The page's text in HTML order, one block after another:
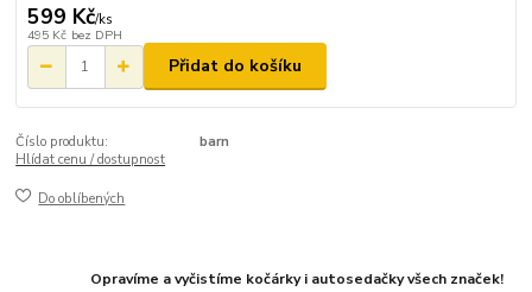
599 Kč/ks
495 Kč bez DPH
Přidat do košíku
Číslo produktu:
barn
Hlídat cenu / dostupnost
Do oblíbených
Opravíme a vyčistíme kočárky i autosedačky všech značek!